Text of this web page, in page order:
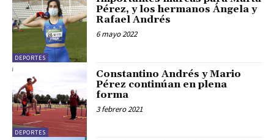
DEPORTES
Pérez, y los hermanos Ángela y
Rafael Andrés
6 mayo 2022
DEPORTES
Constantino Andrés y Mario
Pérez continúan en plena
forma
3 febrero 2021